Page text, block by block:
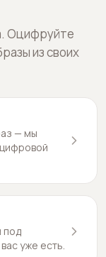
Оцифруйте
из своих
— мы
под
уже есть.